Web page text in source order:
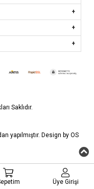
Saklıdır.
yapılmıştır. Design by OS
Üye Girişi